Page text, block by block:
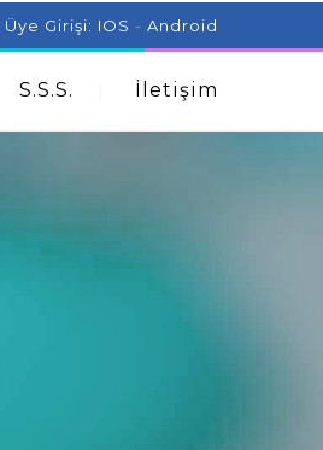
Problems Aromatherapy And
Üye Girişi: IOS - Android
S.S.S. İletişim